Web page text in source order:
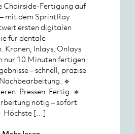
Chairside-Fertigung auf
mit dem SprintRay
ersten digitalen
für dentale
Kronen, Inlays, Onlays
nur 10 Minuten fertigen
– schnell, präzise
🔹
Pressen. Fertig. 🔹
nötig – sofort
Höchste […]